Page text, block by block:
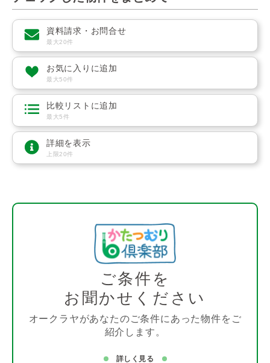
資料請求・お問合せ
最大20件
お気に入りに追加
最大50件
比較リストに追加
最大5件
詳細を表示
上限20件
ご条件を
お聞かせください
オークラヤがあなたのご条件にあった物件をご
紹介します。
詳しく見る